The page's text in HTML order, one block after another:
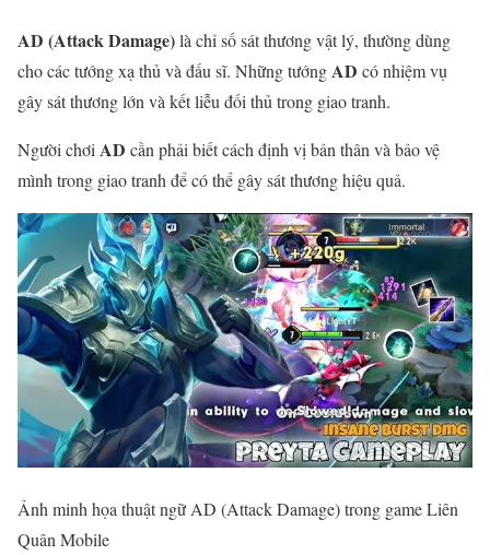
AD (Attack Damage)là chỉ số sát thương vật lý, thường dùng
cho các tướng xạ thủ và đấu sĩ. Những tướngAD có nhiệm vụ
gây sát thương lớn và kết liễu đối thủ trong giao tranh.
Người chơi AD cần phải biết cách định vị bản thân và bảo vệ
mình trong giao tranh để có thể gây sát thương hiệu quả.
Ảnh minh họa thuật ngữ AD (Attack Damage) trong game Liên
Quân Mobile